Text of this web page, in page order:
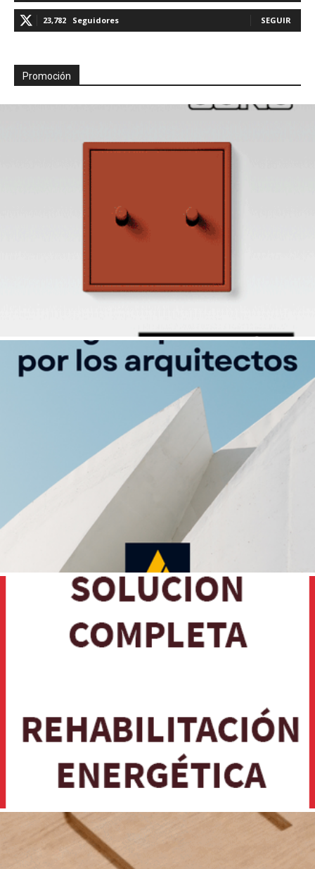
23,782 Seguidores SEGUIR
Promoción